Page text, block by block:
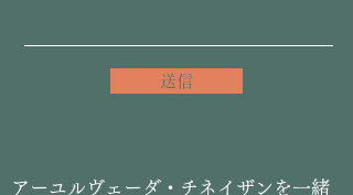
送信
​アーユルヴェーダ・チネイザンを一緒